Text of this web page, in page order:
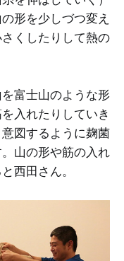
形を少しづつ変え
くしたりして熱の
富士山のような形
入れたりしていき
図するように麹菌
山の形や筋の入れ
西田さん。